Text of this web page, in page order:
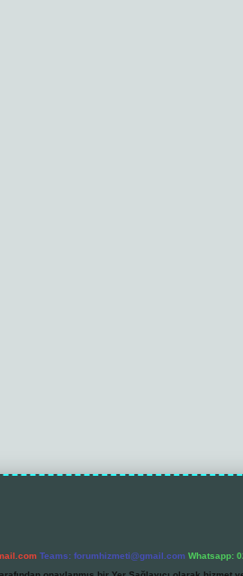
Teams: forumhizmeti@gmail.com Whatsapp: